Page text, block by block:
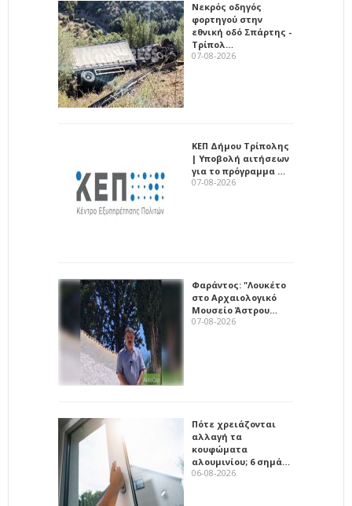
Νεκρός οδηγός
φορτηγού στην
εθνική οδό Σπάρτης -
Τρίπολ…
07-08-2026
ΚΕΠ Δήμου Τρίπολης
| Υποβολή αιτήσεων
για το πρόγραμμα …
07-08-2026
Φαράντος: "Λουκέτο
στο Αρχαιολογικό
Μουσείο Άστρου…
07-08-2026
Πότε χρειάζονται
αλλαγή τα
κουφώματα
αλουμινίου; 6 σημά…
06-08-2026